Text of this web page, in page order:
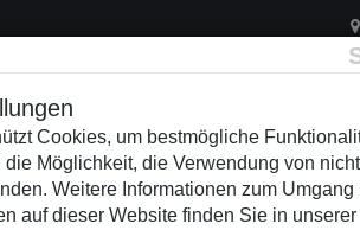
Cookies, um bestmögliche
die Möglichkeit, die Verwendung von
Weitere Informationen zum Umgang
auf dieser Website finden Sie in unserer